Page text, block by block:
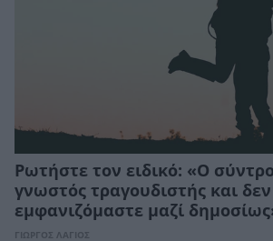
Ρωτήστε τον ειδικό: «Ο
γνωστός τραγουδιστής και δεν
εμφανιζόμαστε μαζί
ΓΙΩΡΓΟΣ ΛΑΓΙΟΣ